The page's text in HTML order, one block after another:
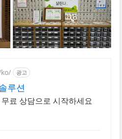
광고
루션
료 상담으로 시작하세요